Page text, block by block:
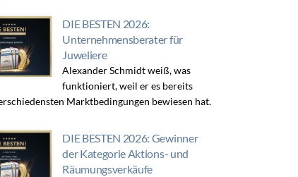
DIE BESTEN 2026:
Unternehmensberater für
Juweliere
Alexander Schmidt weiß, was
funktioniert, weil er es bereits
Marktbedingungen bewiesen hat.
DIE BESTEN 2026: Gewinner
der Kategorie Aktions- und
Räumungsverkäufe